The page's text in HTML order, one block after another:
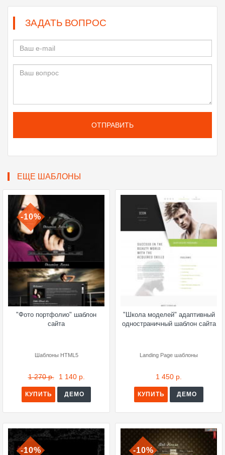
ЗАДАТЬ ВОПРОС
ОТПРАВИТЬ
ЕЩЕ ШАБЛОНЫ
-10%
"Фото портфолио" шаблон
сайта
Шаблоны HTML5
1 270 р. 1 140 р.
КУПИТЬ ДЕМО
"Школа моделей" адаптивный
одностраничный шаблон сайта
Landing Page шаблоны
1 450 р.
КУПИТЬ ДЕМО
-10% -10%